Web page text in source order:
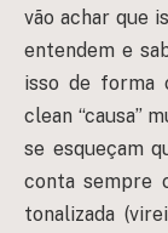
vão achar que
entendem e
isso de forma
clean “causa”
se esqueçam
conta sempre
tonalizada